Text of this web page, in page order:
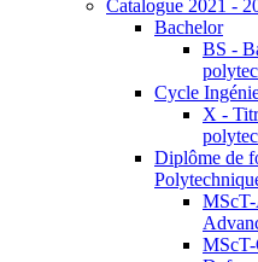
Catalogue 2021 -
Bachelor
BS -
Cycle
X -
Diplôme de